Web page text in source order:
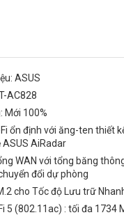
ASUS
AC828
Mới 100%
ổn định với ăng-ten thiết
ASUS AiRadar
WAN với tổng băng
đổi dự phòng
cho Tốc độ Lưu trữ
5 (802.11ac) : tối đa 1734